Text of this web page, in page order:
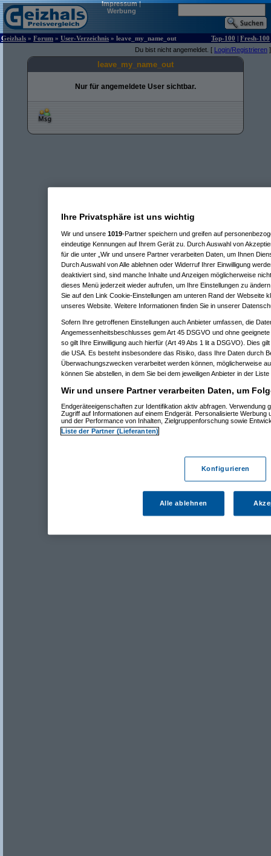
Impressum|
Werbung
Geizhals » Forum » User-Verzeichnis » leave_my_name_out Top-100 | Fresh-100
Du bist nicht angemeldet. [ Login/Registrieren ]
leave_my_name_out
Nur für angemeldete User sichtbar.
Ihre Privatsphäre ist uns wichtig
Wir und unsere 1019-Partner speichern und greifen auf
eindeutige Kennungen auf Ihrem Gerät zu. Durch Auswahl von
für die unter „Wir und unsere Partner verarbeiten Daten, um Ihnen
Durch Auswahl von Alle ablehnen oder Widerruf Ihrer Einwilligung
deaktiviert sind, sind manche Inhalte und Anzeigen möglicherweise
dieses Menü jederzeit wieder aufrufen, um Ihre Einstellungen zu
Sie auf den Link Cookie-Einstellungen am unteren Rand der Webseite
unseres Website. Weitere Informationen finden Sie in unserer
Sofern Ihre getroffenen Einstellungen auch Anbieter umfassen, die
Angemessenheitsbeschlusses gem Art 45 DSGVO und ohne
so gilt Ihre Einwilligung auch hierfür (Art 49 Abs 1 lit a DSGVO). Dies
die USA. Es besteht insbesondere das Risiko, dass Ihre Daten durch
Überwachungszwecken verarbeitet werden können, möglicherweise
können Sie abstellen, in dem Sie bei dem jeweiligen Anbieter in der
Wir und unsere Partner verarbeiten Daten, um
Endgeräteeigenschaften zur Identifikation aktiv abfragen. Verwendung
Zugriff auf Informationen auf einem Endgerät. Personalisierte Werbung
und der Performance von Inhalten, Zielgruppenforschung sowie
Liste der Partner (Lieferanten)
Konfigurieren
Alle ablehnen